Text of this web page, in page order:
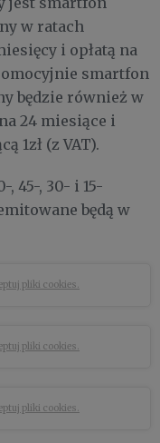
w ratach
i opłatą na
smartfon
będzie również w
24 miesiące i
1zł (z VAT).
45-, 30- i 15-
będą w
pliki cookies.
pliki cookies.
pliki cookies.